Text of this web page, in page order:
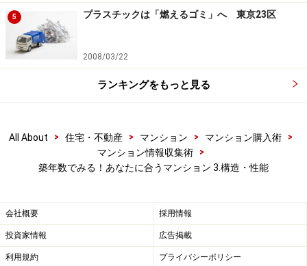
5 プラスチックは「燃えるゴミ」へ 東京23区
2008/03/22
ランキングをもっと見る
All About > 住宅・不動産 > マンション > マンション購入術
>
マンション情報収集術
>
築年数でみる！あなたに合うマンション 3.構造・性能
会社概要 採用情報
投資家情報 広告掲載
利用規約 プライバシーポリシー